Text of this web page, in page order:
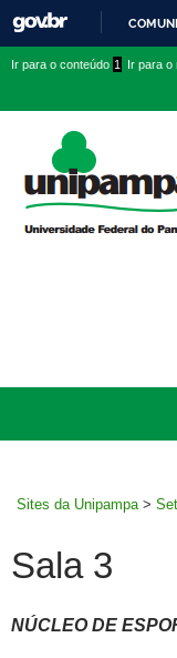
conteúdo
menu
superior
menu
Ir para o conteúdo 1 Ir para o
Sites da Unipampa >
Sala 3
NÚCLEO DE